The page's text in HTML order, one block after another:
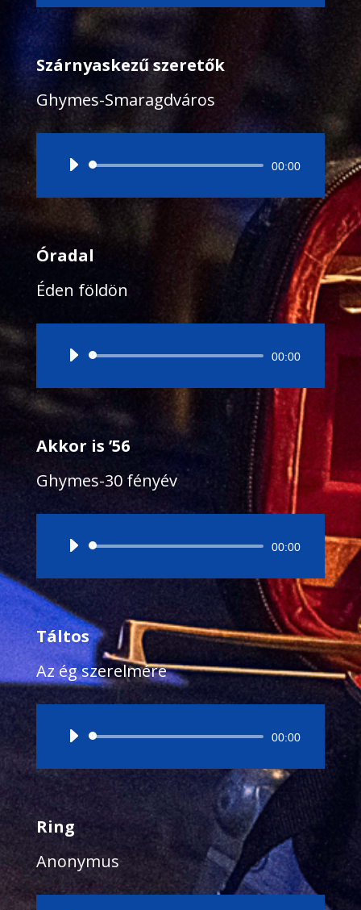
Szárnyaskezű szeretők
Ghymes-Smaragdváros
Audió
00:00
Óradal
Éden földön
Audió
00:00
Akkor is ’56
Ghymes-30 fényév
Audió
00:00
Táltos
Az ég szerelmére
Audió
00:00
Ring
Anonymus